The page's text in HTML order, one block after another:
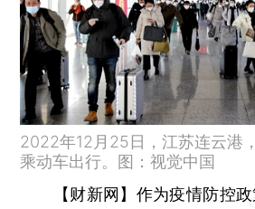
2022年12月25日，江苏连云港
乘动车出行。图：视觉中国
【财新网】 作为疫情防控